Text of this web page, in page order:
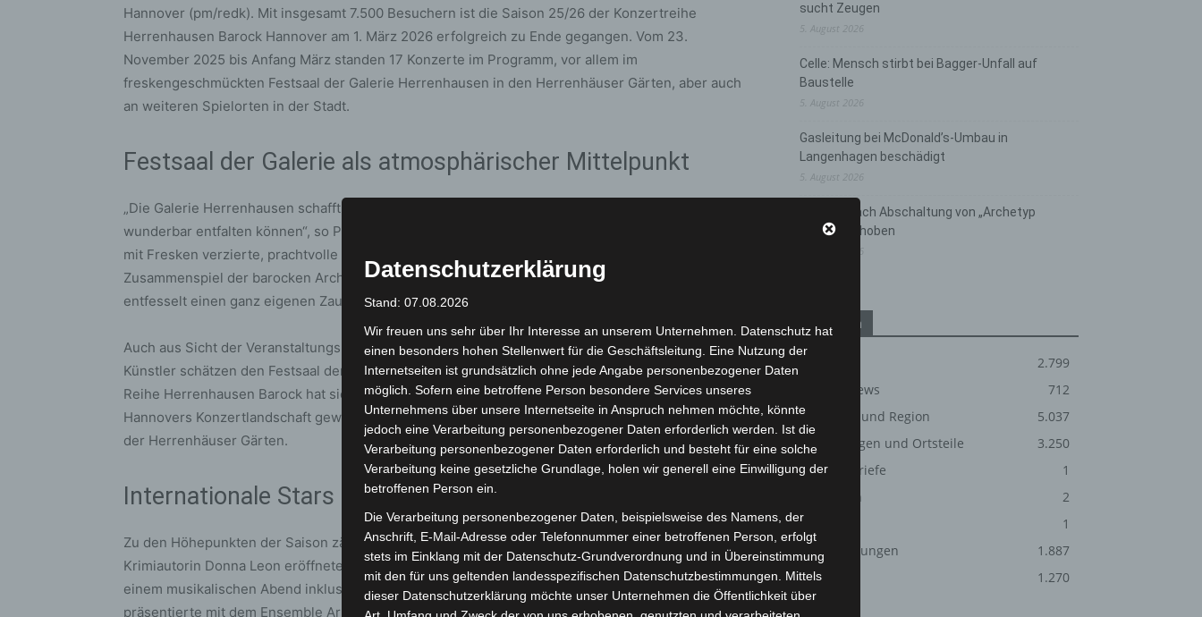
Hannover (pm/redk). Mit insgesamt 7.500 Besuchern ist die Saison 25/26 der Konzertreihe
Herrenhausen Barock Hannover am 1. März 2026 erfolgreich zu Ende gegangen. Vom 23.
November 2025 bis Anfang März standen 17 Konzerte im Programm, vor allem im
freskengeschmückten Festsaal der Galerie Herrenhausen in den Herrenhäuser Gärten, aber auch
an weiteren Spielorten in der Stadt.
Festsaal der Galerie als atmosphärischer Mittelpunkt
„Die Galerie Herrenhausen schafft eine eindrucksvolle Atmosphäre, in der sich die Konzerte
wunderbar entfalten können“, so Prof. Dr. Anke Seegert, Direktorin der Herrenhäuser Gärten. „Der
mit Fresken verzierte, prachtvolle Raum unterstreicht die musikalischen Darbietungen. Das
Zusammenspiel der barocken Architektur und der hochkarätigen musikalischen Darbietungen
entfesselt einen ganz eigenen Zauber.“
Auch aus Sicht der Veranstaltungsleitung hat sich die Reihe etabliert. „Das Publikum und die
Künstler schätzen den Festsaal der Galerie Herrenhausen als authentischen Spielort sehr. Die
Reihe Herrenhausen Barock hat sich sehr gut entwickelt und ist zu einem festen Bestandteil von
Hannovers Konzertlandschaft geworden“, ergänzt Dr. Benedikt Poensgen, Veranstaltungsleiter
der Herrenhäuser Gärten.
Internationale Stars und regionale Klangvielfalt
Zu den Höhepunkten der Saison zählten Auftritte internationaler Größen der Barockszene. Die
Krimiautorin Donna Leon eröffnete die Reihe gemeinsam mit dem Ensemble Il Pomo D’Oro mit
einem musikalischen Abend inklusive Lesung. Der französische Countertenor Philippe Jaroussky
präsentierte mit dem Ensemble Artaserse sein Programm „La Gelosia“. In der Neustädter Hof und
sucht Zeugen
5. August 2026
Celle: Mensch stirbt bei Bagger-Unfall auf
Baustelle
5. August 2026
Gasleitung bei McDonald’s-Umbau in
Langenhagen beschädigt
5. August 2026
Anklage nach Abschaltung von „Archetyp
Market“ erhoben
Kategorien
2.799
Corona-News
712
Hannover und Region
5.037
Langenhagen und Ortsteile
3.250
Leserbriefe
1
Menschen
2
Über uns
1
Veranstaltungen
1.887
Welt
1.270
Datenschutzerklärung
Stand: 07.08.2026
Wir freuen uns sehr über Ihr Interesse an unserem Unternehmen. Datenschutz hat
einen besonders hohen Stellenwert für die Geschäftsleitung. Eine Nutzung der
Internetseiten ist grundsätzlich ohne jede Angabe personenbezogener Daten
möglich. Sofern eine betroffene Person besondere Services unseres
Unternehmens über unsere Internetseite in Anspruch nehmen möchte, könnte
jedoch eine Verarbeitung personenbezogener Daten erforderlich werden. Ist die
Verarbeitung personenbezogener Daten erforderlich und besteht für eine solche
Verarbeitung keine gesetzliche Grundlage, holen wir generell eine Einwilligung der
betroffenen Person ein.
Die Verarbeitung personenbezogener Daten, beispielsweise des Namens, der
Anschrift, E-Mail-Adresse oder Telefonnummer einer betroffenen Person, erfolgt
stets im Einklang mit der Datenschutz-Grundverordnung und in Übereinstimmung
mit den für uns geltenden landesspezifischen Datenschutzbestimmungen. Mittels
dieser Datenschutzerklärung möchte unser Unternehmen die Öffentlichkeit über